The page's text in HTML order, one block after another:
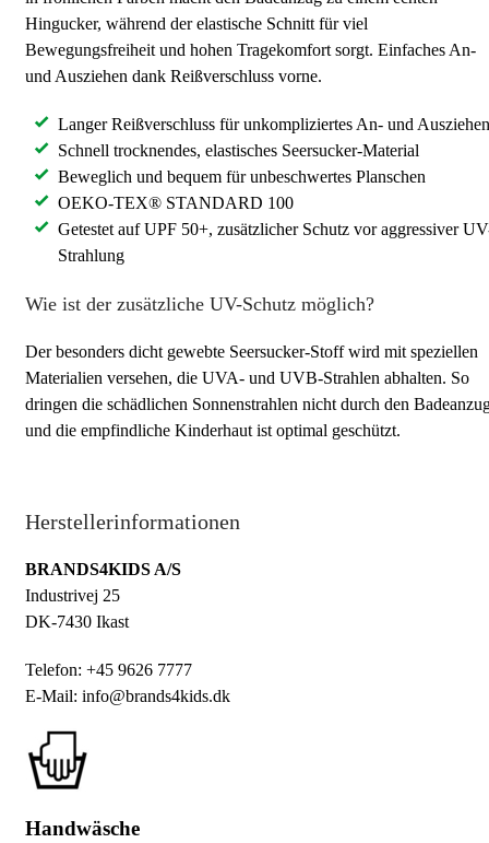
Hingucker, während der elastische Schnitt für viel
Bewegungsfreiheit und hohen Tragekomfort sorgt. Einfaches An-
und Ausziehen dank Reißverschluss vorne.
Langer Reißverschluss für unkompliziertes An- und Ausziehen
Schnell trocknendes, elastisches Seersucker-Material
Beweglich und bequem für unbeschwertes Planschen
OEKO-TEX® STANDARD 100
Getestet auf UPF 50+, zusätzlicher Schutz vor aggressiver
Strahlung
Wie ist der zusätzliche UV-Schutz möglich?
Der besonders dicht gewebte Seersucker-Stoff wird mit speziellen
Materialien versehen, die UVA- und UVB-Strahlen abhalten. So
dringen die schädlichen Sonnenstrahlen nicht durch den
und die empfindliche Kinderhaut ist optimal geschützt.
Herstellerinformationen
BRANDS4KIDS A/S
Industrivej 25
DK-7430 Ikast
Telefon: +45 9626 7777
E-Mail: info@brands4kids.dk
Handwäsche